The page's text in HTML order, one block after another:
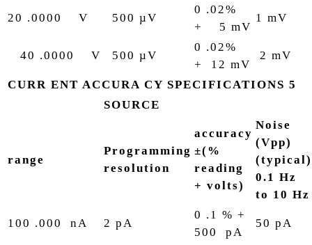
20 .0000 V 500 µV
0 .02%
+ 5 mV
1 mV
40 .0000 V 500 µV
0 .02%
+ 12 mV
2 mV
CURR ENT ACCURA CY SPECIFICATIONS 5
SOURCE
range
Programming
resolution
accuracy
±(%
reading
+ volts)
Noise
(Vpp)
(typical)
0.1 Hz
to 10 Hz
100 .000 nA 2 pA
0 .1 % +
500 pA
50 pA